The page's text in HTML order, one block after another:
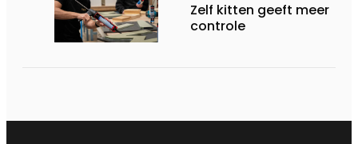
Zelf kitten geeft meer
controle